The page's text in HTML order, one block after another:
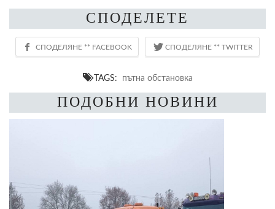
СПОДЕЛЕТЕ
TAGS: пътна обстановка
ПОДОБНИ НОВИНИ